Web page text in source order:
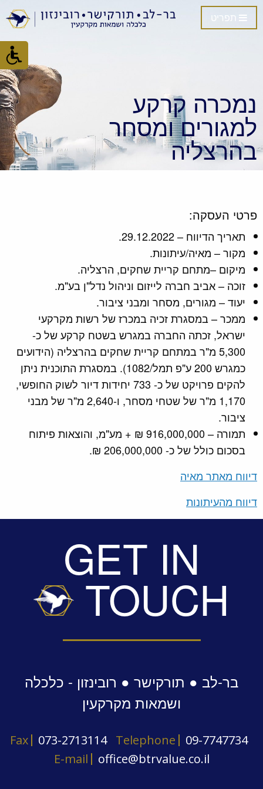
נמכרה קרקע
למגורים ומסחר
בהרצליה
פרטי העסקה:
תאריך הדיווח – 29.12.2022.
מקור – מאיה/עיתונות.
מיקום –מתחם קריית שחקים, הרצליה.
זוכה – אביב חברה לייזום וניהול נדל"ן בע"מ.
יעוד – מגורים, מסחר ומבני ציבור.
ממכר – במסגרת זכיה במכרז של רשות מקרקעי
ישראל, זכתה החברה במגרש בשטח קרקע של כ-
5,300 מ"ר במתחם קריית שחקים בהרצליה (הידועים
כמגרש 200 ע"פ תמל/1082). במסגרת התוכנית ניתן
להקים פרויקט של כ- 733 יחידות דיור לשוק החופשי,
1,170 מ"ר של שטחי מסחר, ו-2,640 מ"ר של מבני
ציבור.
תמורה – 916,000,000 ₪ + מע"מ, והוצאות פיתוח
בסכום כולל של כ- 206,000,000 ₪.
דיווח מאתר מאיה
דיווח מהעיתונות
GET IN
TOUCH
בר-לב ● תורקישר ● רובינזון - כלכלה
ושמאות מקרקעין
Fax 073-2713114 Telephone
09-7747734
E-mail
office@btrvalue.co.il